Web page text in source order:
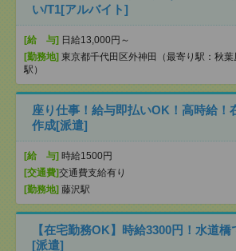
い/T1[アルバイト]
[給 与] 日給13,000円～
[勤務地] 東京都千代田区外神田（最寄り駅：秋葉
駅）
座り仕事！給与即払いOK！高時給！
作成[派遣]
[給 与] 時給1500円
[交通費]交通費支給有り
[勤務地] 藤沢駅
【在宅勤務OK】時給3300円！水道
[派遣]